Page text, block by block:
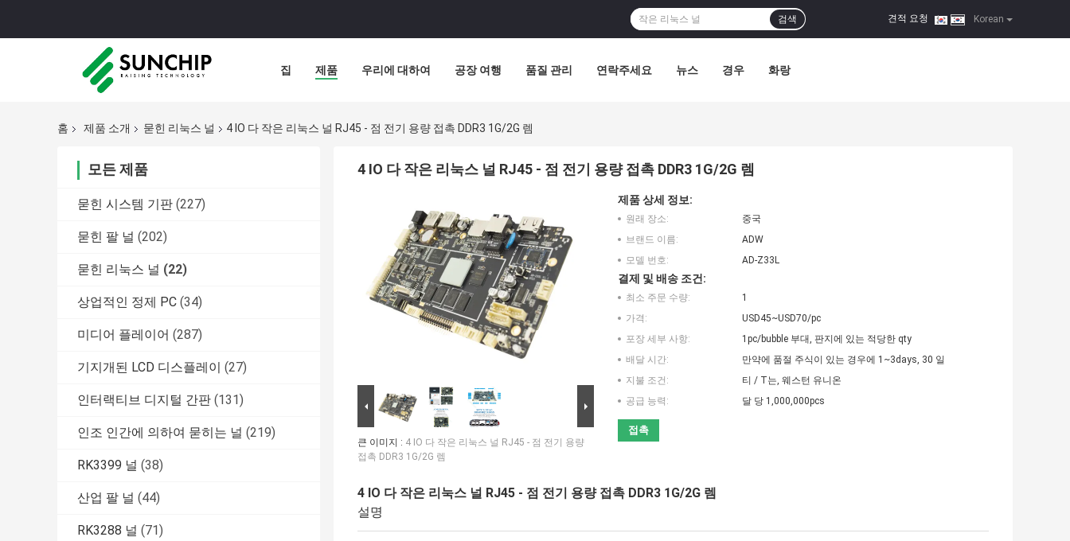
Korean
견적 요청 |
검색
집 제품 우리에 대하여 공장 여행 품질 관리 연락주세요 뉴스 경우 화랑
홈 제품 소개 묻힌 리눅스 널 4 IO 다 작은 리눅스 널 RJ45 - 점 전기 용량 접촉 DDR3 1G/2G 렘
모든 제품
묻힌 시스템 기판 (227)
묻힌 팔 널 (202)
묻힌 리눅스 널 (22)
상업적인 정제 PC (34)
미디어 플레이어 (287)
기지개된 LCD 디스플레이 (27)
인터랙티브 디지털 간판 (131)
인조 인간에 의하여 묻히는 널 (219)
RK3399 널 (38)
산업 팔 널 (44)
RK3288 널 (71)
4 IO 다 작은 리눅스 널 RJ45 - 점 전기 용량 접촉 DDR3 1G/2G 렘
큰 이미지 : 4 IO 다 작은 리눅스 널 RJ45 - 점 전기 용량
접촉 DDR3 1G/2G 렘
제품 상세 정보:
원래 장소:
중국
브랜드 이름:
ADW
모델 번호:
AD-Z33L
결제 및 배송 조건:
최소 주문 수량:
1
가격:
USD45~USD70/pc
포장 세부 사항:
1pc/bubble 부대, 판지에 있는 적당한 qty
배달 시간:
만약에 품절 주식이 있는 경우에 1~3days, 30 일
지불 조건:
티 / T는, 웨스턴 유니온
공급 능력:
달 당 1,000,000pcs
접촉
4 IO 다 작은 리눅스 널 RJ45 - 점 전기 용량 접촉 DDR3 1G/2G 렘
설명